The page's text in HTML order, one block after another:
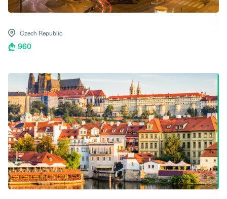
Czech Republic
960